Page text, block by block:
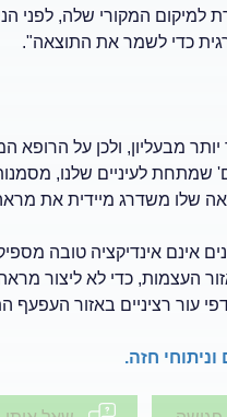
המקורי שלה, לפני
כדי לשמר את התוצאה".
מבעליון, ולכן על הרופא
שמתחת לעיניים שלנו,
שלו משדרג מיידית את
אינם אינדיקציה טובה
העצמות, כדי לא ליצור
עור רציניים באזור העפעף
חזה.